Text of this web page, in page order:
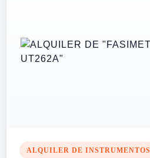
ALQUILER DE INSTRUMENTOS